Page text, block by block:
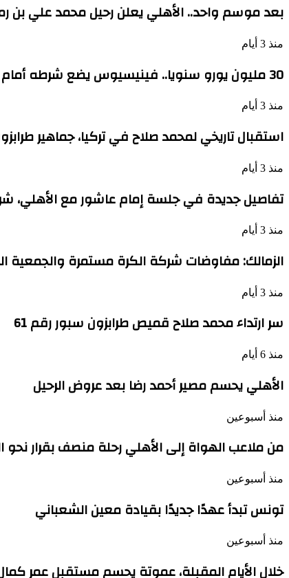
بعد موسم واحد.. الأهلي يعلن رحيل محمد علي بن
منذ 3 أيام
30 مليون يورو سنويا.. فينيسيوس يضع شرطه أمام ريال مدريد
منذ 3 أيام
استقبال تاريخي لمحمد صلاح في تركيا، جماهير
منذ 3 أيام
تفاصيل جديدة في جلسة إمام عاشور مع
منذ 3 أيام
الزمالك: مفاوضات شركة الكرة مستمرة والجمعية
منذ 3 أيام
سر ارتداء محمد صلاح قميص طرابزون سبور رقم 61
منذ 6 أيام
الأهلي يحسم مصير أحمد رضا بعد عروض الرحيل
منذ أسبوعين
من ملاعب الهواة إلى الأهلي رحلة منصف بقرار نحو
منذ أسبوعين
تونس تبدأ عهدًا جديدًا بقيادة معين الشعباني
منذ أسبوعين
خلال الأيام المقبلة، عموتة يحسم مستقبل عمر